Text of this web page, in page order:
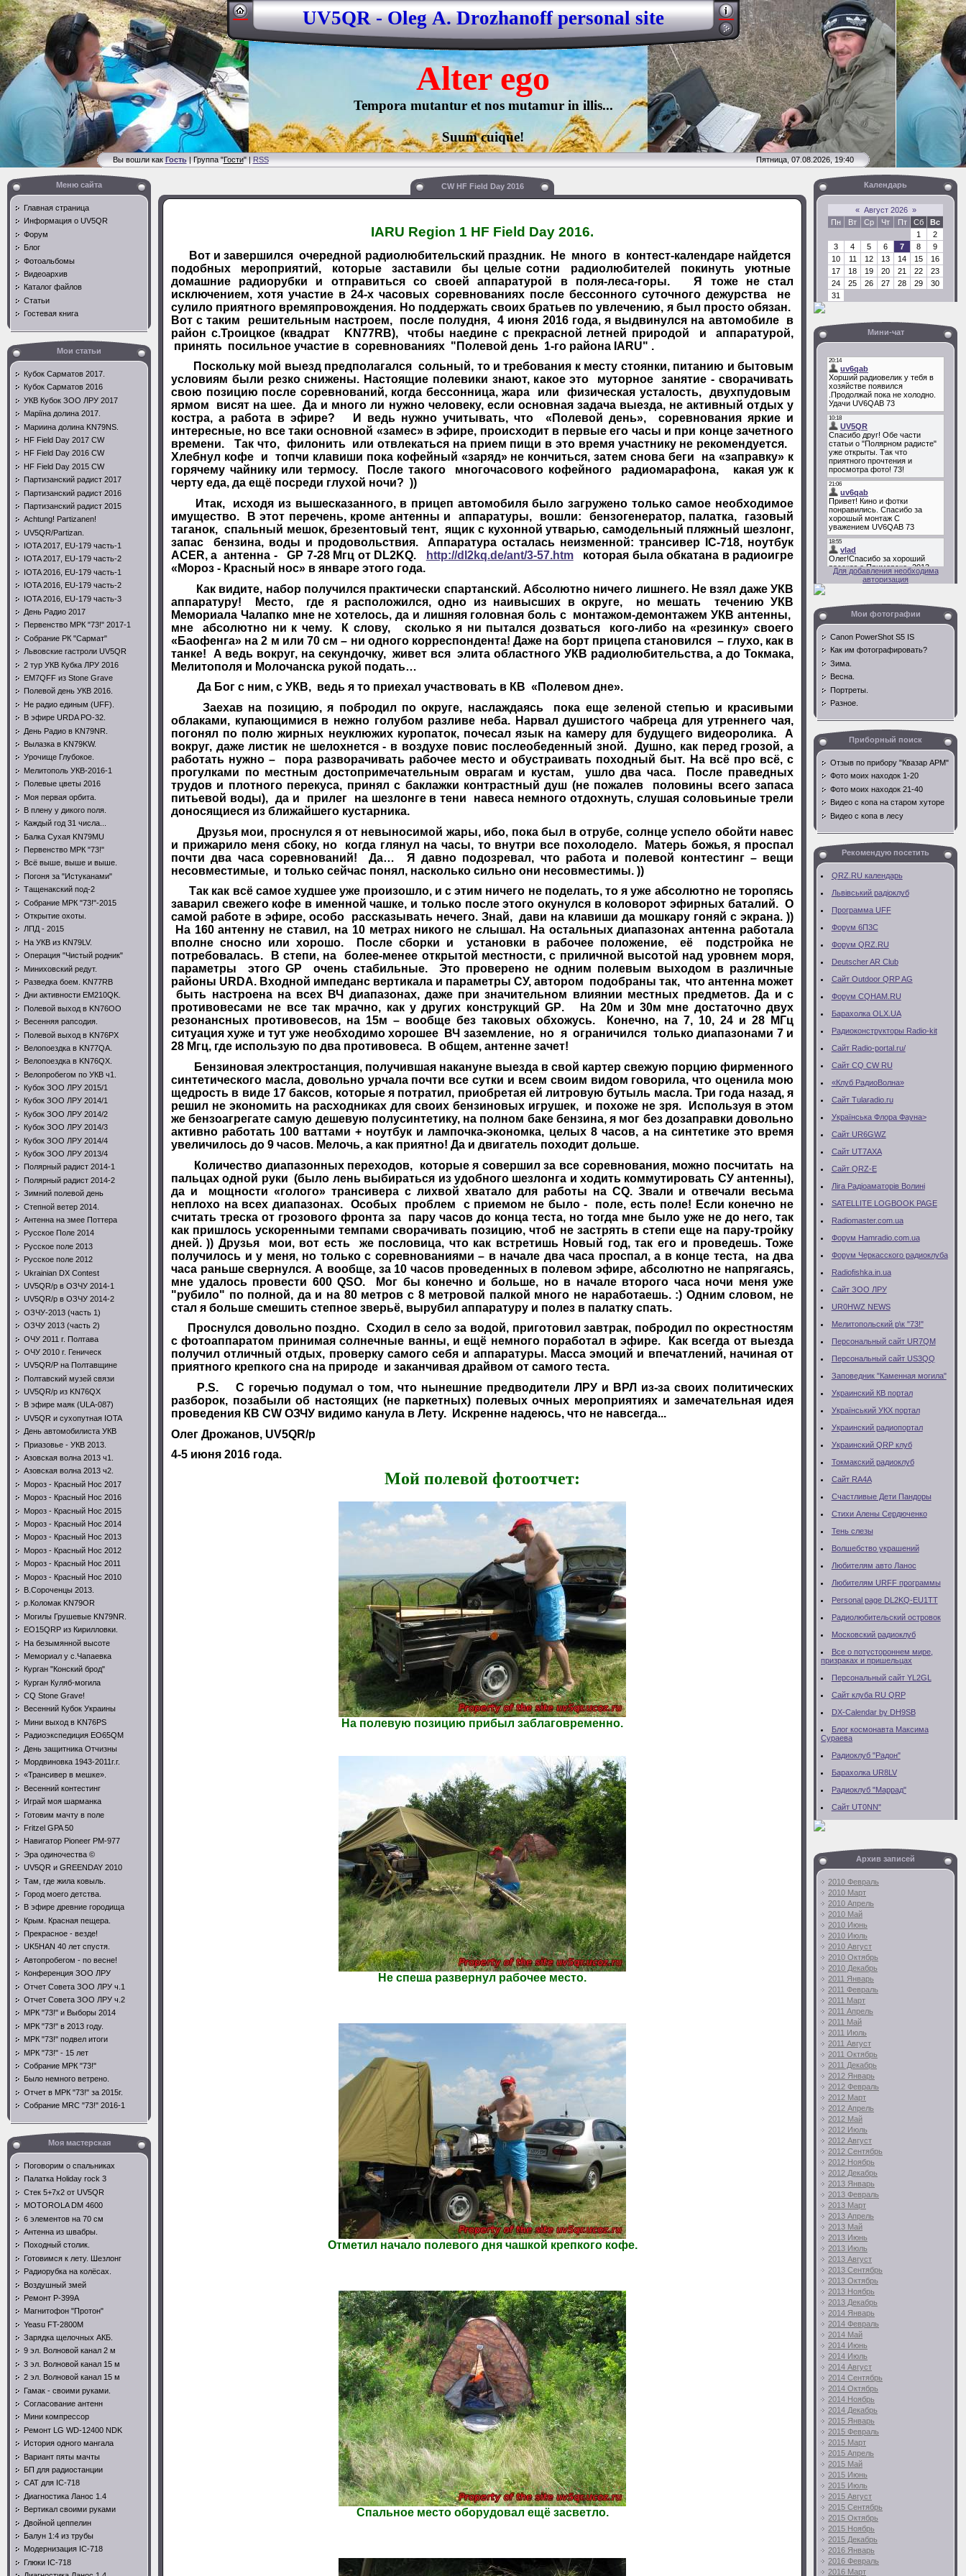
UV5QR - Oleg А. Drozhanoff personal site
Alter ego
Tempora mutantur et nos mutamur in illis...
Suum cuique!
Вы вошли какГость| Группа "Гости" |RSS Пятница, 07.08.2026, 19:40
Меню сайта
Главная страница
Информация о UV5QR
Форум
Блог
Фотоальбомы
Видеоархив
Каталог файлов
Статьи
Гостевая книга
Мои статьи
Кубок Сарматов 2017.
Кубок Сарматов 2016
УКВ Кубок ЗОО ЛРУ 2017
Маріїна долина 2017.
Мариина долина KN79NS.
HF Field Day 2017 CW
HF Field Day 2016 CW
HF Field Day 2015 CW
Партизанский радист 2017
Партизанский радист 2016
Партизанский радист 2015
Achtung! Partizanen!
UV5QR/Partizan.
IOTA 2017, EU-179 часть-1
IOTA 2017, EU-179 часть-2
IOTA 2016, EU-179 часть-1
IOTA 2016, EU-179 часть-2
IOTA 2016, EU-179 часть-3
День Радио 2017
Первенство МРК "73!" 2017-1
Собрание РК "Сармат"
Львовские гастроли UV5QR
2 тур УКВ Кубка ЛРУ 2016
EM7QFF из Stone Grave
Полевой день УКВ 2016.
Не радио единым (UFF).
В эфире URDA PO-32.
День Радио в KN79NR.
Вылазка в KN79KW.
Урочище Глубокое.
Мелитополь УКВ-2016-1
Полевые цветы 2016
Моя первая орбита.
В плену у дикого поля.
Каждый год 31 числа...
Балка Сухая KN79MU
Первенство МРК "73!"
Всё выше, выше и выше.
Погоня за "Истуканами"
Тащенакский под-2
Собрание МРК "73!"-2015
Открытие охоты.
ЛПД - 2015
На УКВ из KN79LV.
Операция "Чистый родник"
Миниховский редут.
Разведка боем. KN77RB
Дни активности EM210QK.
Полевой выход в KN76OO
Весенняя рапсодия.
Полевой выход в KN76PX
Велопоездка в KN77QA.
Велопоездка в KN76QX.
Велопробегом по УКВ ч1.
Кубок ЗОО ЛРУ 2015/1
Кубок ЗОО ЛРУ 2014/1
Кубок ЗОО ЛРУ 2014/2
Кубок ЗОО ЛРУ 2014/3
Кубок ЗОО ЛРУ 2014/4
Кубок ЗОО ЛРУ 2013/4
Полярный радист 2014-1
Полярный радист 2014-2
Зимний полевой день
Степной ветер 2014.
Антенна на змее Поттера
Русское Поле 2014
Русское поле 2013
Русское поле 2012
Ukrainian DX Contest
UV5QR/p в ОЗЧУ 2014-1
UV5QR/p в ОЗЧУ 2014-2
ОЗЧУ-2013 (часть 1)
ОЗЧУ 2013 (часть 2)
ОЧУ 2011 г. Полтава
ОЧУ 2010 г. Геническ
UV5QR/P на Полтавщине
Полтавский музей связи
UV5QR/p из KN76QX
В эфире маяк (ULA-087)
UV5QR и сухопутная IOTA
День автомобилиста УКВ
Приазовье - УКВ 2013.
Азовская волна 2013 ч1.
Азовская волна 2013 ч2.
Мороз - Красный Нос 2017
Мороз - Красный Нос 2016
Мороз - Красный Нос 2015
Мороз - Красный Нос 2014
Мороз - Красный Нос 2013
Мороз - Красный Нос 2012
Мороз - Красный Нос 2011
Мороз - Красный Нос 2010
В.Сороченцы 2013.
р.Коломак KN79OR
Могилы Грушевые KN79NR.
EO15QRP из Кирилловки.
На безымянной высоте
Мемориал у с.Чапаевка
Курган "Конский брод"
Курган Куляб-могила
CQ Stone Grave!
Весенний Кубок Украины
Мини выход в KN76PS
Радиоэкспедиция EO65QM
День защитника Отчизны
Мордвиновка 1943-2011г.г.
«Трансивер в мешке».
Весенний контестинг
Играй моя шарманка
Готовим мачту в поле
Fritzel GPA 50
Навигатор Pioneer PM-977
Эра одиночества ©
UV5QR и GREENDAY 2010
Там, где жила ковыль.
Город моего детства.
В эфире древние городища
Крым. Красная пещера.
Прекрасное - везде!
UK5HAN 40 лет спустя.
Автопробегом - по весне!
Конференция ЗОО ЛРУ
Отчет Совета ЗОО ЛРУ ч.1
Отчет Совета ЗОО ЛРУ ч.2
МРК "73!" и Выборы 2014
МРК "73!" в 2013 году.
МРК "73!" подвел итоги
МРК "73!" - 15 лет
Собрание МРК "73!"
Было немного ветрено.
Отчет в МРК "73!" за 2015г.
Собрание MRC "73!" 2016-1
Моя мастерская
Поговорим о спальниках
Палатка Holiday rock 3
Стек 5+7х2 от UV5QR
MOTOROLA DM 4600
6 элементов на 70 см
Антенна из швабры.
Походный столик.
Готовимся к лету. Шезлонг
Радиорубка на колёсах.
Воздушный змей
Ремонт Р-399А
Магнитофон "Протон"
Yeasu FT-2800M
Зарядка щелочных АКБ.
9 эл. Волновой канал 2 м
3 эл. Волновой канал 15 м
2 эл. Волновой канал 15 м
Гамак - своими руками.
Согласование антенн
Мини компрессор
Ремонт LG WD-12400 NDK
История одного мангала
Вариант пяты мачты
БП для радиостанции
CAT для IC-718
Диагностика Ланос 1.4
Вертикал своими руками
Двойной цеппелин
Балун 1:4 из трубы
Модернизация IC-718
Глюки IC-718
CW HF Field Day 2016
IARU Region 1 HF Field Day 2016.
Вот и завершился очередной радиолюбительский праздник. Не много в контест-календаре найдется
подобных мероприятий, которые заставили бы целые сотни радиолюбителей покинуть уютные
домашние радиорубки и отправиться со своей аппаратурой в поля-леса-горы. Я тоже не стал
исключением, хотя участие в 24-х часовых соревнованиях после бессонного суточного дежурства не
сулило приятного времяпровождения. Но поддержать своих братьев по увлечению, я был просто обязан.
Вот с таким решительным настроем, после полудня, 4 июня 2016 года, я выдвинулся на автомобиле в
район с.Троицкое (квадрат
KN77RB), чтобы наедине с прекрасной летней природой и аппаратурой,
принять посильное участие в соревнованиях "Полевой день 1-го района IARU" .
Поскольку мой выезд предполагался сольный, то и требования к месту стоянки, питанию и бытовым
условиям были резко снижены. Настоящие полевики знают, какое это муторное занятие - сворачивать
свою позицию после соревнований, когда бессонница, жара или физическая усталость, двухпудовым
ярмом висят на шее. Да и много ли нужно человеку, если основная задача выезда, не активный отдых у
костра, а работа в эфире? И ведь нужно учитывать, что «Полевой день», соревнования яркие и
интересные, но все таки основной «замес» в эфире, происходит в первые его часы и при конце зачетного
времени. Так что, филонить или отвлекаться на прием пищи в это время участнику не рекомендуется.
Хлебнул кофе и топчи клавиши пока кофейный «заряд» не кончиться, затем снова беги на «заправку» к
горячему чайнику или термосу. После такого многочасового кофейного радиомарафона, какая уж к
черту еда, да ещё посреди глухой ночи? ))
Итак, исходя из вышесказанного, в прицеп автомобиля было загружено только самое необходимое
имущество. В этот перечень, кроме антенны и аппаратуры, вошли: бензогенератор, палатка, газовый
таганок, спальный мешок, брезентовый тент, ящик с кухонной утварью, самодельный пляжный шезлонг,
запас бензина, воды и продовольствия. Аппаратура осталась неизменной: трансивер
IC-718, ноутбук
ACER, а антенна -GP 7-28 Мгц от DL2KQ. http://dl2kq.de/ant/3-57.htmкоторая была обкатана в радиоигре
«Мороз - Красный нос» в январе этого года.
Как видите, набор получился практически спартанский. Абсолютно ничего лишнего. Не взял даже УКВ
аппаратуру! Место, где я расположился, одно из наивысших в округе, но мешать течению УКВ
Мемориала Чалапко мне не хотелось, да и лишняя головная боль с монтажом-демонтажем УКВ антенны,
мне абсолютно ни к чему. К слову, сколько я ни пытался дозваться кого-либо на «резинку» своего
«Баофенга» на 2 м или 70 см – ни одного корреспондента! Даже на борт прицепа становился – глухо, как в
танке! А ведь вокруг, на секундочку, живет вся элита областного УКВ радиолюбительства, а до Токмака,
Мелитополя и Молочанска рукой подать…
Да Бог с ним, с УКВ, ведь я то приехал участвовать в КВ «Полевом дне».
Заехав на позицию, я побродил по округе, наслаждаясь пока еще зеленой степью и красивыми
облаками, купающимися в нежно голубом разливе неба. Нарвал душистого чабреца для утреннего чая,
погонял по полю жирных неуклюжих куропаток, почесал язык на камеру для будущего видеоролика. А
вокруг, даже листик не шелохнется - в воздухе повис послеобеденный зной. Душно, как перед грозой, а
работать нужно – пора разворачивать рабочее место и обустраивать походный быт. На всё про всё, с
прогулками по местным достопримечательным оврагам и кустам, ушло два часа. После праведных
трудов и плотного перекуса, принял с баклажки контрастный душ (не пожалев половины всего запаса
питьевой воды), да и прилег на шезлонге в тени навеса немного отдохнуть, слушая соловьиные трели
доносящиеся из ближайшего кустарника.
Друзья мои, проснулся я от невыносимой жары, ибо, пока был в отрубе, солнце успело обойти навес
и прижарило меня сбоку, но когда глянул на часы, то внутри все похолодело. Матерь божья, я проспал
почти два часа соревнований! Да… Я давно подозревал, что работа и полевой контестинг – вещи
несовместимые, и только сейчас понял, насколько сильно они несовместимы. ))
Так как всё самое худшее уже произошло, и с этим ничего не поделать, то я уже абсолютно не торопясь
заварил свежего кофе в именной чашке, и только после этого окунулся в коловорот эфирных баталий. О
самой работе в эфире, особо рассказывать нечего. Знай, дави на клавиши да мошкару гоняй с экрана. ))
На 160 антенну не ставил, на 10 метрах никого не слышал. На остальных диапазонах антенна работала
вполне сносно или хорошо. После сборки и установки в рабочее положение, её подстройка не
потребовалась. В степи, на более-менее открытой местности, с приличной высотой над уровнем моря,
параметры этого GP
очень стабильные. Это проверено не одним полевым выходом в различные
районы URDA. Входной импеданс вертикала и параметры СУ, автором подобраны так, что антенна может
быть настроена на всех ВЧ диапазонах, даже при значительном влиянии местных предметов. Да и с
противовесами не все так мрачно, как у других конструкций GP. На 20м и 30м мне достаточно двух
резонансных противовесов, на 15м – вообще без таковых обхожусь. Конечно, на 7, 10, 24 и 28 МГц
ситуация хуже и тут уже необходимо хорошее ВЧ заземление, но я ограничился только диапазонами 7 и
28 Мгц, где использую по два противовеса. В общем, антенне зачет!
Бензиновая электростанция, получившая накануне выезда в свой картер свежую порцию фирменного
синтетического масла, довольно урчала почти все сутки и всем своим видом говорила, что оценила мою
щедрость в виде 17 баксов, которые я потратил, приобретая ей литровую бутыль масла. Три года назад, я
решил не экономить на расходниках для своих бензиновых игрушек, и похоже не зря. Используя в этом
же бензоагрегате самую дешевую полусинтетику, на полном баке бензина, я мог без дозаправки довольно
активно работать 100 ваттами + ноутбук и лампочка-экономка, целых 8 часов, а на синтетике это время
увеличилось до 9 часов. Мелочь, а как приятно! Да и двигатель походит дольше.
Количество диапазонных переходов, которые я совершил за все соревнования, можно посчитать на
пальцах одной руки (было лень выбираться из удобного шезлонга и ходить коммутировать СУ антенны),
да и мощности «голого» трансивера с лихвой хватало для работы на CQ. Звали и отвечали весьма
неплохо на всех диапазонах. Особых проблем с приемом не было - поле, есть поле! Если конечно не
считать треска от грозового фронта за пару часов до конца теста, но тогда мне было уже не до него, так
как пришлось ускоренными темпами сворачивать позицию, чтоб не застрять в степи еще на пару-тройку
дней. )) Друзья мои, вот есть же пословица, что как встретишь Новый год, так его и проведешь. Тоже
получилось и у меня, но только с соревнованиями – в начале два часа проспал, а в конце теста, на два
часа раньше свернулся. А вообще, за 10 часов проведенных в полевом эфире, абсолютно не напрягаясь,
мне удалось провести 600 QSO. Мог бы конечно и больше, но в начале второго часа ночи меня уже
"рубило" по полной, да и на 80 метров с 8 метровой палкой много не наработаешь. :) Одним словом, не
стал я больше смешить степное зверьё, вырубил аппаратуру и полез в палатку спать.
Проснулся довольно поздно. Сходил в село за водой, приготовил завтрак, побродил по окрестностям
с фотоаппаратом принимая солнечные ванны, и ещё немного поработал в эфире. Как всегда от выезда
получил отличный отдых, проверку самого себя и аппаратуры. Масса эмоций и впечатлений, начиная от
приятного крепкого сна на природе и заканчивая драйвом от самого теста.
P.S. С горечью подумал о том, что нынешние предводители ЛРУ и ВРЛ из-за своих политических
разборок, позабыли об настоящих (не паркетных) полевых очных мероприятиях и замечательная идея
проведения КВ СW ОЗЧУ видимо канула в Лету. Искренне надеюсь, что не навсегда...
Олег Дрожанов, UV5QR/p
4-5 июня 2016 года.
Мой полевой фотоотчет:
На полевую позицию прибыл заблаговременно.
Не спеша развернул рабочее место.
Отметил начало полевого дня чашкой крепкого кофе.
Спальное место оборудовал ещё засветло.
Календарь
« Август 2026 »
Пн
Вт Ср Чт Пт Сб
Вс
1
2
3
4 5 6 7 8
9
10
11 12 13 14 15
16
17
18 19 20 21 22
23
24
25 26 27 28 29
30
31
Мини-чат
Для добавления необходима
авторизация
Мои фотографии
Canon PowerShot S5 IS
Как им фотографировать?
Зима.
Весна.
Портреты.
Разное.
Приборный поиск
Отзыв по прибору "Квазар АРМ"
Фото моих находок 1-20
Фото моих находок 21-40
Видео с копа на старом хуторе
Видео с копа в лесу
Рекомендую посетить
QRZ.RU календарь
Львівський радiоклуб
Программа UFF
Форум 6П3С
Форум QRZ.RU
Deutscher AR Club
Сайт Outdoor QRP AG
Форум CQHAM.RU
Барахолка OLX.UA
Радиоконструкторы Radio-kit
Сайт Radio-portal.ru/
Сайт CQ CW RU
«Клуб РадиоВолна»
Сайт Тularadio.ru
Українська Флора Фауна>
Сайт UR6GWZ
Сайт UT7AXA
Сайт QRZ-E
Ліга Радіоаматорів Волині
SATELLITE LOGBOOK PAGE
Radiomaster.com.ua
Форум Hamradio.com.ua
Форум Черкасского радиоклуба
Radiofishka.in.ua
Сайт ЗОО ЛРУ
UR0HWZ NEWS
Мелитопольский р\к "73!"
Персональный сайт UR7QM
Персональный сайт US3QQ
Заповедник "Каменная могила"
Украинский КВ портал
Український УКХ портал
Украинский радиопортал
Украинский QRP клуб
Токмакский радиоклуб
Сайт RA4A
Счастливые Дети Пандоры
Стихи Алены Сердюченко
Тень слезы
Волшебство украшений
Любителям авто Ланос
Любителям URFF программы
Personal page DL2KQ-EU1TT
Радиолюбительский островок
Московский радиоклуб
Все о потустороннем мире,
призраках и пришельцах
Персональный сайт YL2GL
Сайт клуба RU QRP
DX-Calendar by DH9SB
Блог космонавта Максима
Сураева
Радиоклуб "Радон"
Барахолка UR8LV
Радиоклуб "Маррад"
Сайт UT0NN"
Архив записей
2010 Февраль
2010 Март
2010 Апрель
2010 Май
2010 Июнь
2010 Июль
2010 Август
2010 Октябрь
2010 Декабрь
2011 Январь
2011 Февраль
2011 Март
2011 Апрель
2011 Май
2011 Июль
2011 Август
2011 Октябрь
2011 Декабрь
2012 Январь
2012 Февраль
2012 Март
2012 Апрель
2012 Май
2012 Июль
2012 Август
2012 Сентябрь
2012 Ноябрь
2012 Декабрь
2013 Январь
2013 Февраль
2013 Март
2013 Апрель
2013 Май
2013 Июнь
2013 Июль
2013 Август
2013 Сентябрь
2013 Октябрь
2013 Ноябрь
2013 Декабрь
2014 Январь
2014 Февраль
2014 Май
2014 Июнь
2014 Июль
2014 Август
2014 Сентябрь
2014 Октябрь
2014 Ноябрь
2014 Декабрь
2015 Январь
2015 Февраль
2015 Март
2015 Апрель
2015 Май
2015 Июнь
2015 Июль
2015 Август
2015 Сентябрь
2015 Октябрь
2015 Ноябрь
2015 Декабрь
2016 Январь
2016 Февраль
2016 Март